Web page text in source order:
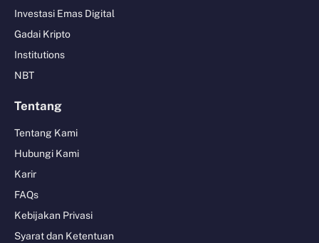
Investasi Emas Digital
Gadai Kripto
Institutions
NBT
Tentang
Tentang Kami
Hubungi Kami
Karir
FAQs
Kebijakan Privasi
Syarat dan Ketentuan